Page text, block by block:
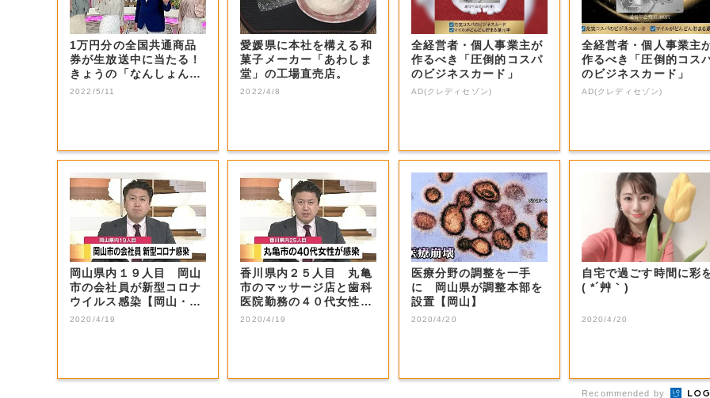
1万円分の全国共通商品
券が生放送中に当たる！
きょうの「なんしょん？
生電話クイズ」...
2022/5/11
愛媛県に本社を構える和
菓子メーカー「あわしま
堂」の工場直売店。
2022/4/8
全経営者・個人事業主が
作るべき「圧倒的コスパ
のビジネスカード」
AD(クレディセゾン)
全経営者・個人事業主
作るべき「圧倒的コス
のビジネスカード」
AD(クレディセゾン)
岡山県内１９人目 岡山
市の会社員が新型コロナ
ウイルス感染【岡山・岡
山市】
2020/4/19
香川県内２５人目 丸亀
市のマッサージ店と歯科
医院勤務の４０代女性が
新型コロナ感染...
2020/4/19
医療分野の調整を一手
に 岡山県が調整本部を
設置【岡山】
2020/4/20
自宅で過ごす時間に彩
( *´艸｀)
2020/4/20
Recommended by